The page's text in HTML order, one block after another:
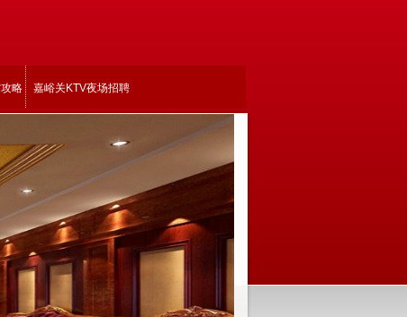
略 嘉峪关KTV夜场招聘